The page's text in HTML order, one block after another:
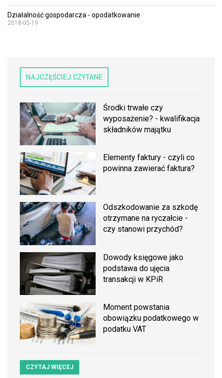
Działalność gospodarcza - opodatkowanie
2018-05-19
NAJCZĘŚCIEJ CZYTANE
Środki trwałe czy
wyposażenie? - kwalifikacja
składników majątku
Elementy faktury - czyli co
powinna zawierać faktura?
Odszkodowanie za szkodę
otrzymane na ryczałcie -
czy stanowi przychód?
Dowody księgowe jako
podstawa do ujęcia
transakcji w KPiR
Moment powstania
obowiązku podatkowego w
podatku VAT
CZYTAJ WIĘCEJ